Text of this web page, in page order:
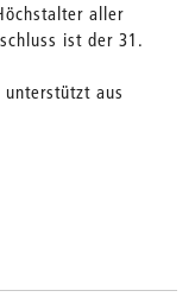
aller
ist der 31.
aus